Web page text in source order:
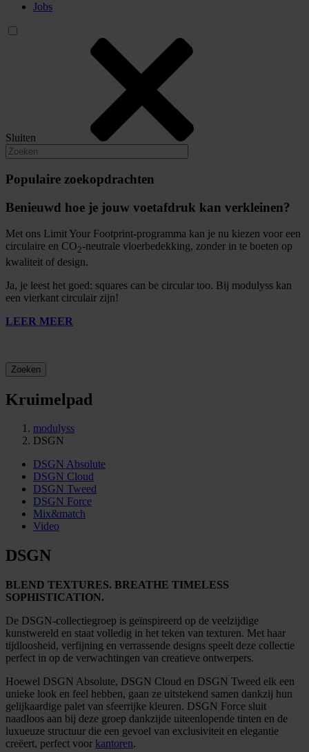
Jobs
Sluiten
Populaire zoekopdrachten
Benieuwd hoe je jouw voetafdruk kan verkleinen?
Met ons Limit Your Footprint-programma kan je nu kiezen voor een
circulaire en CO2-neutrale vloerbedekking, zonder in te boeten op
kwaliteit of design.
Ja, je leest het goed: squares can be circular too. Bij modulyss kan
een vierkant circulair zijn!
LEER MEER
Zoeken
Kruimelpad
modulyss
DSGN
DSGN Absolute
DSGN Cloud
DSGN Tweed
DSGN Force
Mix&match
Video
DSGN
BLEND TEXTURES. BREATHE TIMELESS
SOPHISTICATION.
De DSGN-collectiegroep is geïnspireerd op de veelzijdige
kunstwereld en staat volledig in het teken van texturen. Met haar
tijdloosheid, verfijning en verrassende designs speelt deze collectie
perfect in op de verwachtingen van creatieve ontwerpers.
Hoewel DSGN Absolute, DSGN Cloud en DSGN Tweed elk een
unieke look en feel hebben, gaan ze uitstekend samen dankzij hun
gelijkaardige palet van sfeerrijke kleuren. DSGN Force sluit
naadloos aan bij deze groep dankzijde uiteenlopende tinten en de
luxueuze structuur die een gevoel van exclusiviteit en elegantie
creëert, perfect voor kantoren.